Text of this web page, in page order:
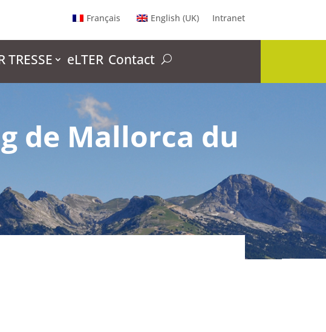
Français English (UK) Intranet
TRESSE eLTER Contact
de Mallorca du